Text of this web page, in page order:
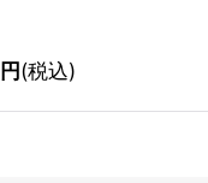
円(税込)